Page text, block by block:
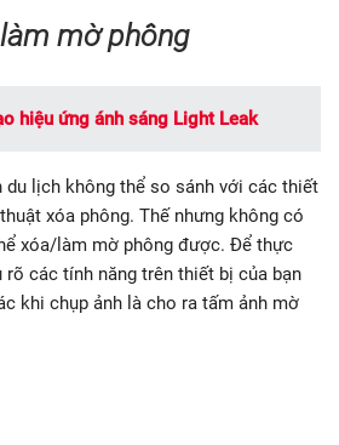
mờ phông
hiệu ứng ánh sáng Light Leak
du lịch không thể so sánh với các thiết
xóa phông. Thế nhưng không có
xóa/làm mờ phông được. Để thực
rõ các tính năng trên thiết bị của bạn
khi chụp ảnh là cho ra tấm ảnh mờ